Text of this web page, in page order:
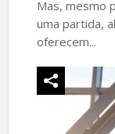
Mas, mesmo
uma partida,
oferecem...